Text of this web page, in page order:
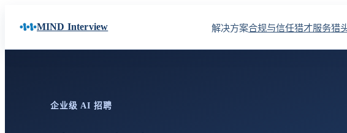
MIND Interview 解决方案合规与信任猎才服务猎
企业级 AI 招聘